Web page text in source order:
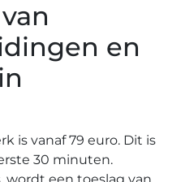
en
is vanaf 79 euro. Dit is
30 minuten.